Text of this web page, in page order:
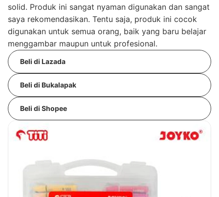
solid. Produk ini sangat nyaman digunakan dan sangat
saya rekomendasikan. Tentu saja, produk ini cocok
digunakan untuk semua orang, baik yang baru belajar
menggambar maupun untuk profesional.
Beli di Lazada
Beli di Bukalapak
Beli di Shopee